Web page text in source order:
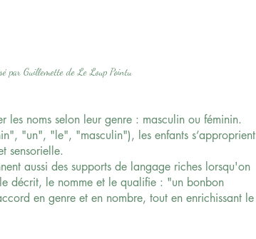
par Guillemette de Le Loup Pointu
les noms selon leur genre : masculin ou féminin.
"un", "le", "masculin"), les enfants s’approprient
sensorielle.
aussi des supports de langage riches lorsqu'on
décrit, le nomme et le qualifie : "un bonbon
en genre et en nombre, tout en enrichissant le